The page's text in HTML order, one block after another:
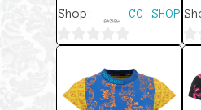
Shop: CC SHOP
0
5
5